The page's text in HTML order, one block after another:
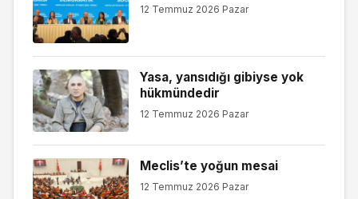
12 Temmuz 2026 Pazar
Yasa, yansıdığı gibiyse yok
hükmündedir
12 Temmuz 2026 Pazar
Meclis’te yoğun mesai
12 Temmuz 2026 Pazar